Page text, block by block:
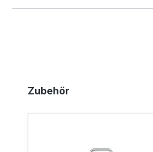
Produktgalerie überspringen
Zubehör